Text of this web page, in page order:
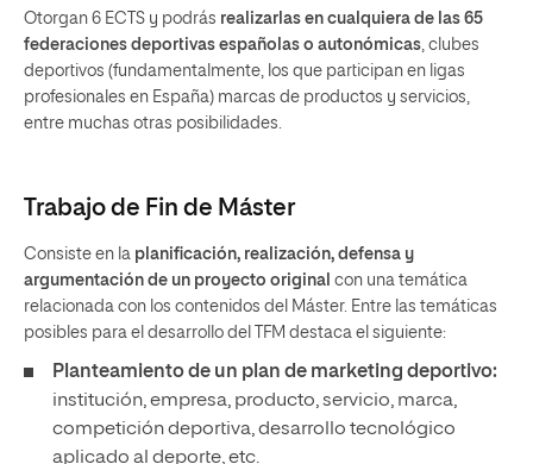
Otorgan 6 ECTS y podrás realizarlas en cualquiera de las 65
federaciones deportivas españolas o autonómicas, clubes
deportivos (fundamentalmente, los que participan en ligas
profesionales en España) marcas de productos y servicios,
entre muchas otras posibilidades.
Trabajo de Fin de Máster
Consiste en la planificación, realización, defensa y
argumentación de un proyecto original con una temática
relacionada con los contenidos del Máster. Entre las temáticas
posibles para el desarrollo del TFM destaca el siguiente:
Planteamiento de un plan de marketing deportivo:
institución, empresa, producto, servicio, marca,
competición deportiva, desarrollo tecnológico
aplicado al deporte, etc.